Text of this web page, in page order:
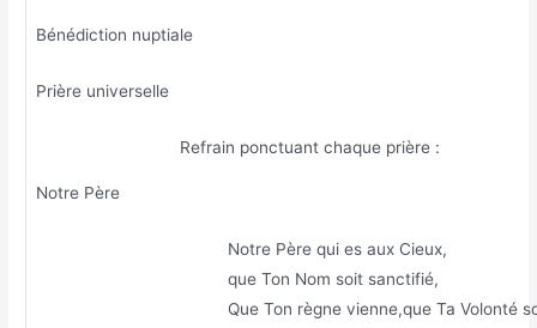
Bénédiction nuptiale
Prière universelle
Refrain ponctuant chaque prière :
Notre Père
Notre Père qui es aux Cieux,
que Ton Nom soit sanctifié,
Que Ton règne vienne,que Ta Volonté